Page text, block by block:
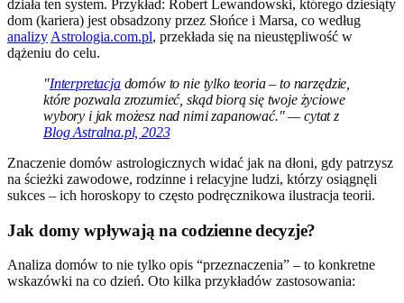
działa ten system. Przykład: Robert Lewandowski, którego dziesiąty
dom (kariera) jest obsadzony przez Słońce i Marsa, co według
analizy Astrologia.com.pl, przekłada się na nieustępliwość w
dążeniu do celu.
"Interpretacjadomów to nie tylko teoria – to narzędzie,
które pozwala zrozumieć, skąd biorą się twoje życiowe
wybory i jak możesz nad nimi zapanować." — cytat z
Blog Astralna.pl, 2023
Znaczenie domów astrologicznych widać jak na dłoni, gdy patrzysz
na ścieżki zawodowe, rodzinne i relacyjne ludzi, którzy osiągnęli
sukces – ich horoskopy to często podręcznikowa ilustracja teorii.
Jak domy wpływają na codzienne decyzje?
Analiza domów to nie tylko opis “przeznaczenia” – to konkretne
wskazówki na co dzień. Oto kilka przykładów zastosowania: